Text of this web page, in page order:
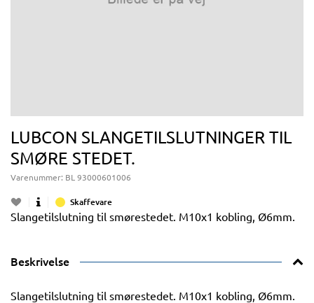
LUBCON SLANGETILSLUTNINGER TIL
SMØRE STEDET.
Varenummer: BL 93000601006
Skaffevare
Slangetilslutning til smørestedet. M10x1 kobling, Ø6mm.
Beskrivelse
Slangetilslutning til smørestedet. M10x1 kobling, Ø6mm.